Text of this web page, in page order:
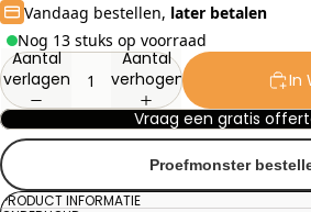
Vandaag bestellen, later betalen
Nog 13 stuks op voorraad
Aantal
verlagen
Aantal
verhogen
In
Vraag een gratis
Proefmonster
PRODUCT INFORMATIE